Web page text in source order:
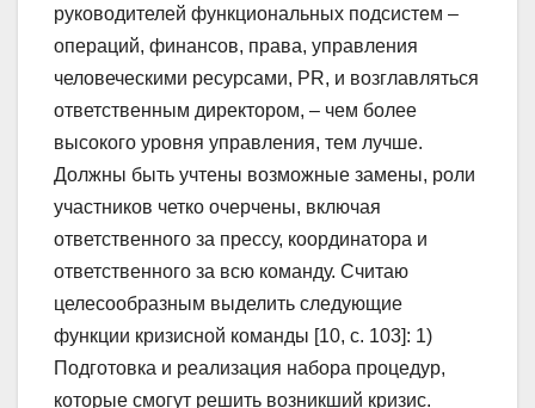
руководителей функциональных подсистем –
операций, финансов, права, управления
человеческими ресурсами, PR, и возглавляться
ответственным директором, – чем более
высокого уровня управления, тем лучше.
Должны быть учтены возможные замены, роли
участников четко очерчены, включая
ответственного за прессу, координатора и
ответственного за всю команду. Считаю
целесообразным выделить следующие
функции кризисной команды [10, с. 103]: 1)
Подготовка и реализация набора процедур,
которые смогут решить возникший кризис.